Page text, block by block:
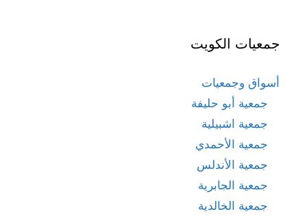
جمعيات الكويت
أسواق وجمعيات
جمعية أبو حليفة
جمعية اشبيلية
جمعية الأحمدي
جمعية الأندلس
جمعية الجابرية
جمعية الخالدية